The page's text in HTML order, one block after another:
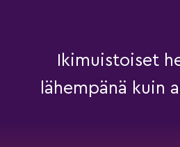
Ikimuistoiset
lähempänä kuin